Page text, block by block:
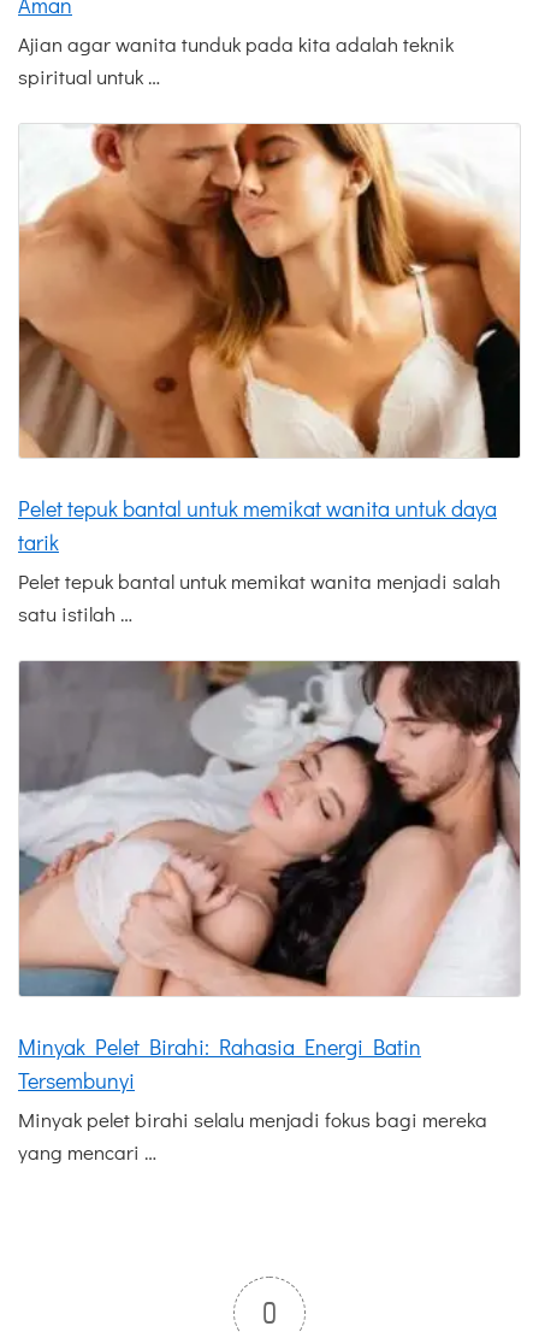
Ajian agar wanita tunduk pada kita adalah teknik
spiritual untuk …
Pelet tepuk bantal untuk memikat wanita untuk daya
tarik
Pelet tepuk bantal untuk memikat wanita menjadi salah
satu istilah …
Minyak Pelet Birahi: Rahasia Energi Batin
Tersembunyi
Minyak pelet birahi selalu menjadi fokus bagi mereka
yang mencari …
0